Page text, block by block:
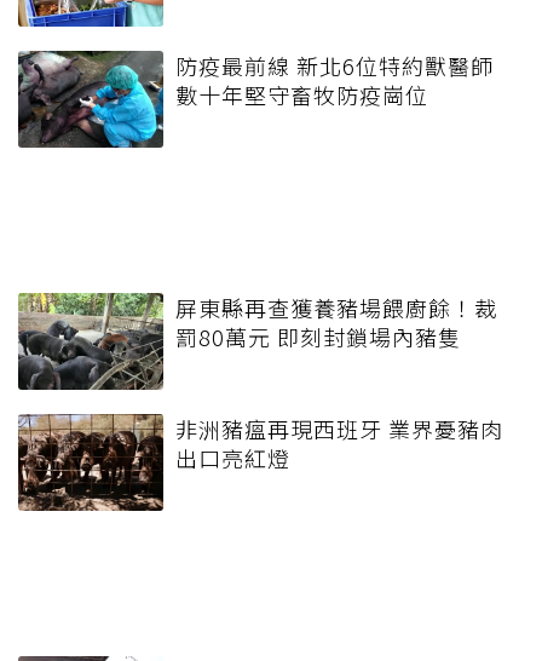
防疫最前線 新北6位特約獸醫師
數十年堅守畜牧防疫崗位
屏東縣再查獲養豬場餵廚餘！裁
罰80萬元 即刻封鎖場內豬隻
非洲豬瘟再現西班牙 業界憂豬肉
出口亮紅燈